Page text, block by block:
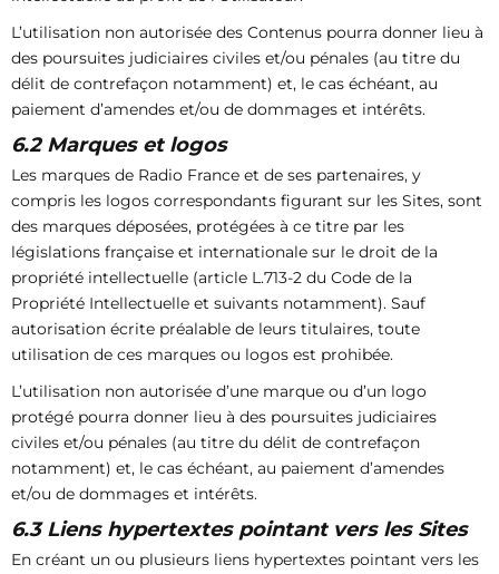
L’utilisation non autorisée des Contenus pourra donner lieu à
des poursuites judiciaires civiles et/ou pénales (au titre du
délit de contrefaçon notamment) et, le cas échéant, au
paiement d’amendes et/ou de dommages et intérêts.
6.2 Marques et logos
Les marques de Radio France et de ses partenaires, y
compris les logos correspondants figurant sur les Sites, sont
des marques déposées, protégées à ce titre par les
législations française et internationale sur le droit de la
propriété intellectuelle (article L.713-2 du Code de la
Propriété Intellectuelle et suivants notamment). Sauf
autorisation écrite préalable de leurs titulaires, toute
utilisation de ces marques ou logos est prohibée.
L’utilisation non autorisée d’une marque ou d’un logo
protégé pourra donner lieu à des poursuites judiciaires
civiles et/ou pénales (au titre du délit de contrefaçon
notamment) et, le cas échéant, au paiement d’amendes
et/ou de dommages et intérêts.
6.3 Liens hypertextes pointant vers les Sites
En créant un ou plusieurs liens hypertextes pointant vers les